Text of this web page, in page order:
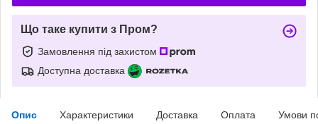
Що таке купити з Пром?
Замовлення під захистом
Доступна доставка
Опис Характеристики Доставка Оплата Умови